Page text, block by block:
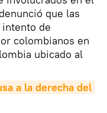
que las
de
colombianos en
ubicado al
a la derecha del